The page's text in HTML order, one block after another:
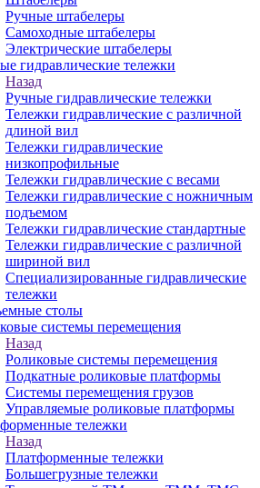
Ручные штабелеры
Самоходные штабелеры
Электрические штабелеры
гидравлические тележки
Назад
Ручные гидравлические тележки
Тележки гидравлические с различной
длиной вил
Тележки гидравлические
низкопрофильные
Тележки гидравлические с весами
Тележки гидравлические с ножничным
подъемом
Тележки гидравлические стандартные
Тележки гидравлические с различной
шириной вил
Специализированные гидравлические
тележки
столы
системы перемещения
Назад
Роликовые системы перемещения
Подкатные роликовые платформы
Системы перемещения грузов
Управляемые роликовые платформы
тележки
Назад
Платформенные тележки
Большегрузные тележки